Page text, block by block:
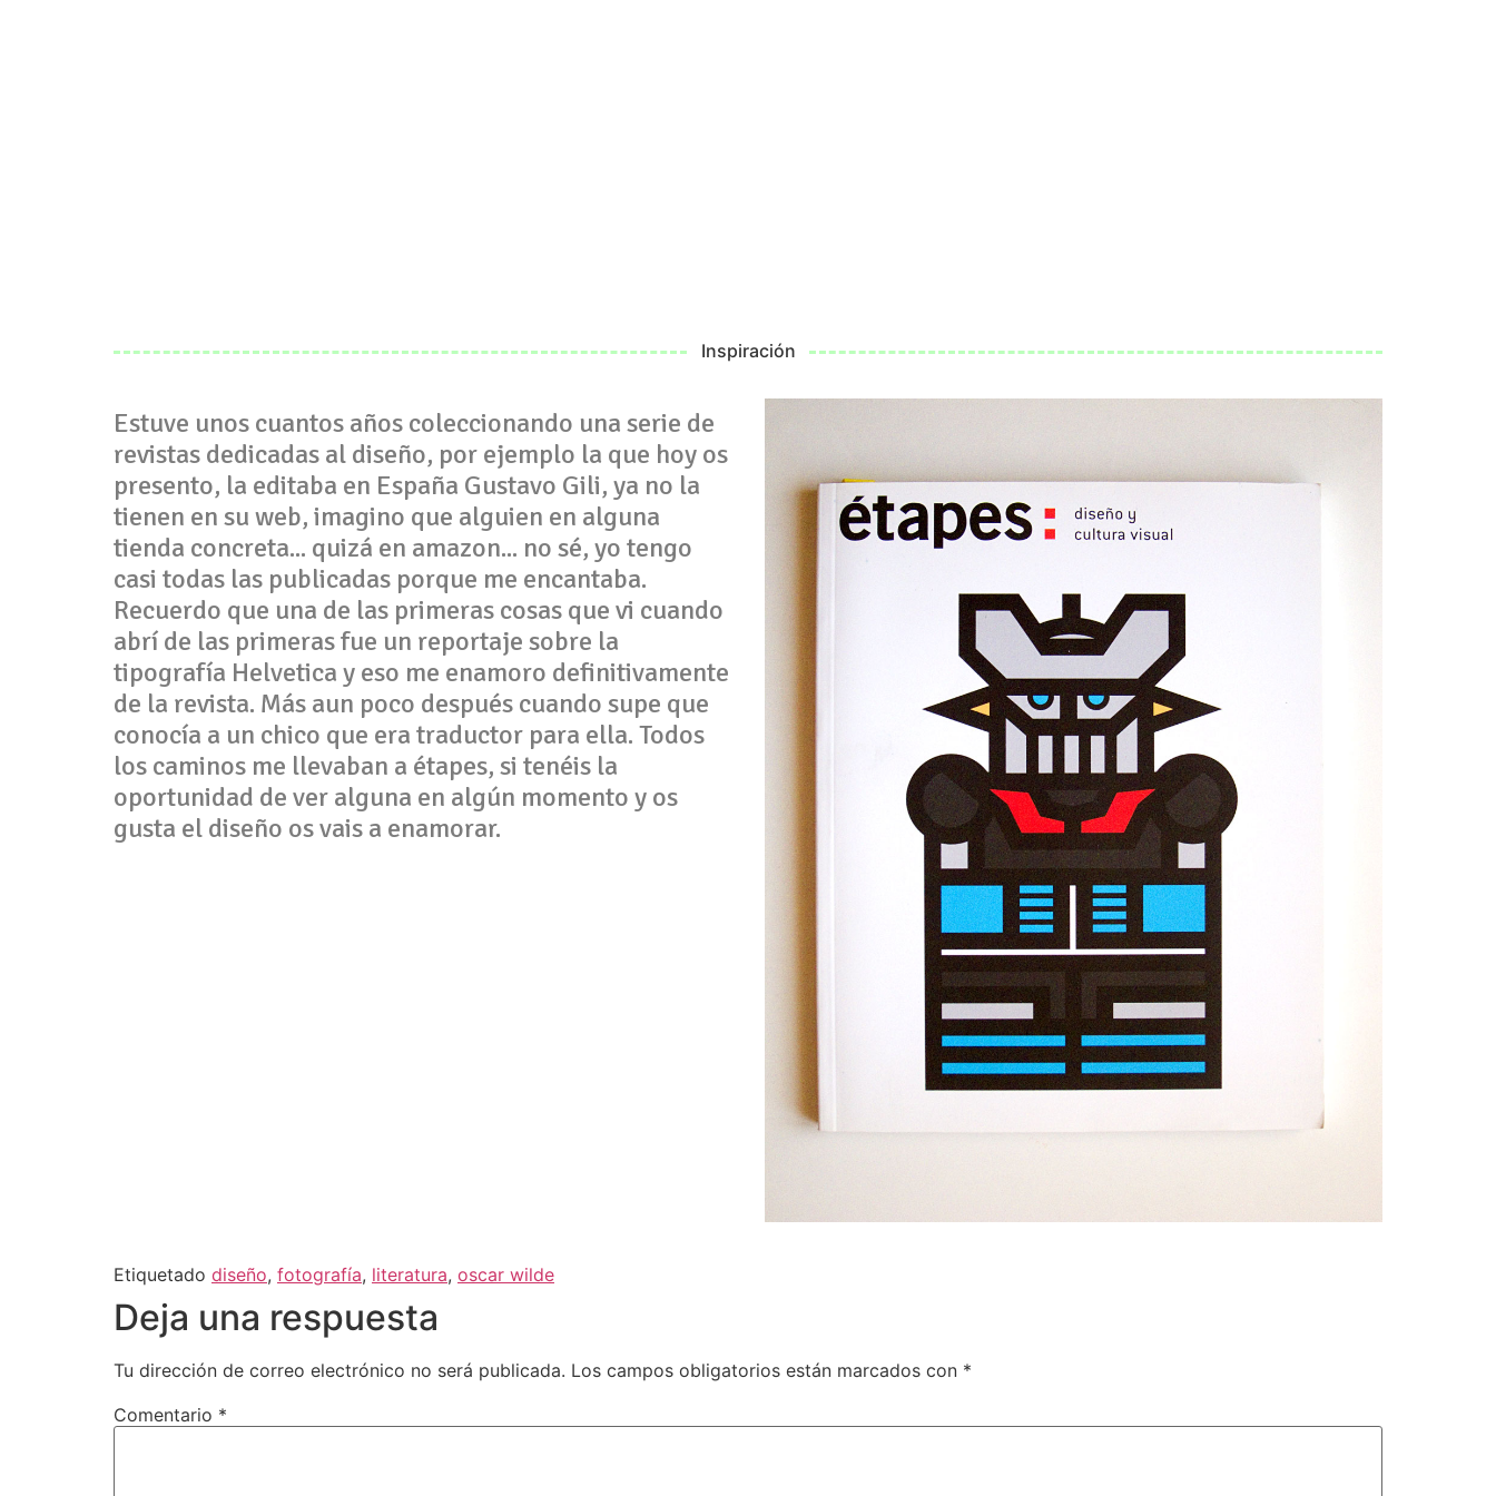
Inspiración
Estuve unos cuantos años coleccionando una serie de
revistas dedicadas al diseño, por ejemplo la que hoy os
presento, la editaba en España Gustavo Gili, ya no la
tienen en su web, imagino que alguien en alguna
tienda concreta... quizá en amazon... no sé, yo tengo
casi todas las publicadas porque me encantaba.
Recuerdo que una de las primeras cosas que vi cuando
abrí de las primeras fue un reportaje sobre la
tipografía Helvetica y eso me enamoro definitivamente
de la revista. Más aun poco después cuando supe que
conocía a un chico que era traductor para ella. Todos
los caminos me llevaban a étapes, si tenéis la
oportunidad de ver alguna en algún momento y os
gusta el diseño os vais a enamorar.
Etiquetado diseño, fotografía, literatura, oscar wilde
Deja una respuesta
Tu dirección de correo electrónico no será publicada. Los campos obligatorios están marcados con *
Comentario *